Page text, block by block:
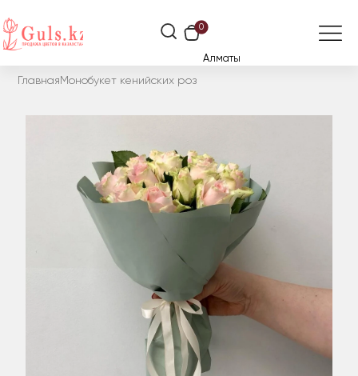
0
Алматы
Главная Монобукет кенийских роз